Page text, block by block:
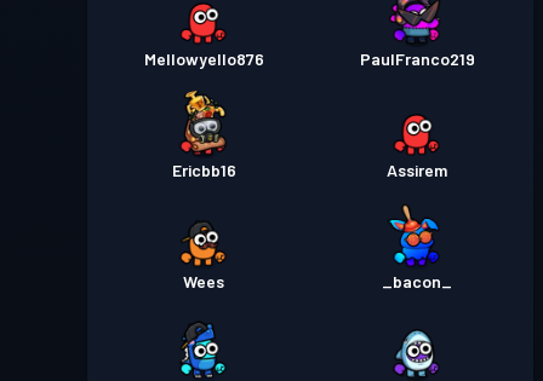
Mellowyello876 PaulFranco219
Ericbb16 Assirem
Wees _bacon_